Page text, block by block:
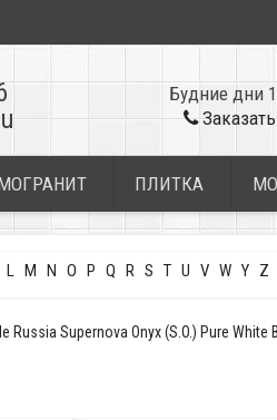
Будние дни
ПЛИТКА
L M N O P Q R S T U V W Y Z
Russia Supernova Onyx (S.O.) Pure